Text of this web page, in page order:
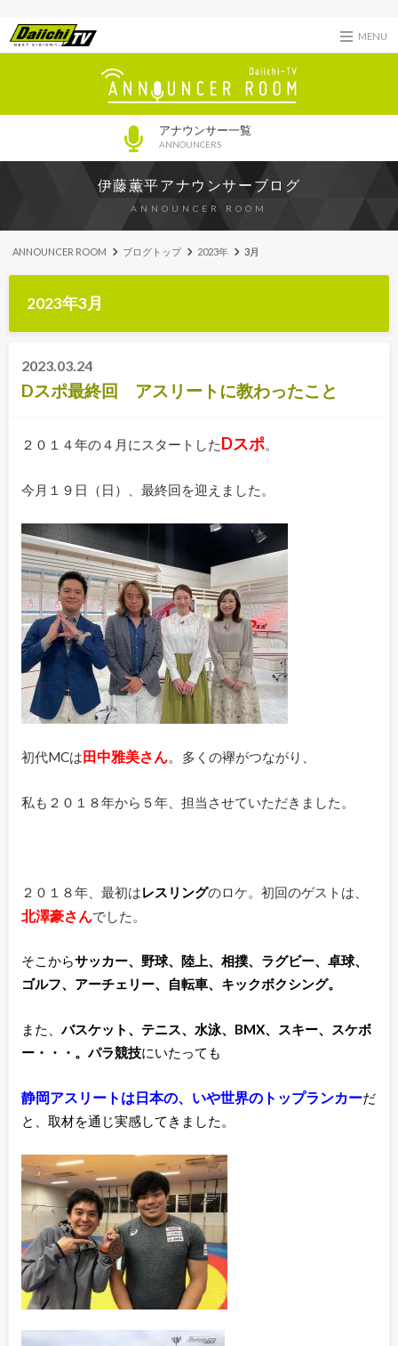
MENU
アナウンサー一覧
ANNOUNCERS
伊藤薫平アナウンサーブログ
ANNOUNCER ROOM
ANNOUNCER ROOM ブログトップ 2023年 3月
2023年3月
2023.03.24
Dスポ最終回 アスリートに教わったこと
２０１４年の４月にスタートしたDスポ。
今月１９日（日）、最終回を迎えました。
初代MCは田中雅美さん。 多くの襷がつながり、
私も２０１８年から５年、担当させていただきました。
２０１８年、最初はレスリングのロケ。初回のゲストは、
北澤豪さんでした。
そこからサッカー、野球、陸上、相撲、ラグビー、卓球、
ゴルフ、アーチェリー、自転車、キックボクシング。
また、バスケット、テニス、水泳、BMX、スキー、スケボ
ー・・・。パラ競技にいたっても
静岡アスリートは日本の、いや世界のトップランカーだ
と、取材を通じ実感してきました。